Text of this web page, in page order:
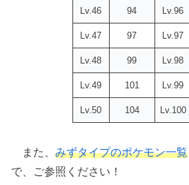
Lv.46 94 Lv.96
Lv.47 97 Lv.97
Lv.48 99 Lv.98
Lv.49 101 Lv.99
Lv.50 104 Lv.100
また、 みずタイプのポケモン一覧
で、ご参照ください！